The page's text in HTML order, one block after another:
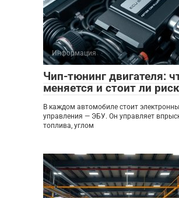
Информация
Чип-тюнинг двигателя:
меняется и стоит ли
В каждом автомобиле стоит
управления — ЭБУ. Он управляет
топлива, углом